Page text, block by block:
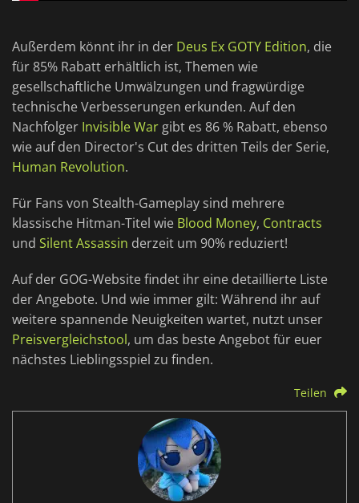
Außerdem könnt ihr in der Deus Ex GOTY Edition, die
für 85% Rabatt erhältlich ist, Themen wie
gesellschaftliche Umwälzungen und fragwürdige
technische Verbesserungen erkunden. Auf den
Nachfolger Invisible War gibt es 86 % Rabatt, ebenso
wie auf den Director's Cut des dritten Teils der Serie,
Human Revolution.
Für Fans von Stealth-Gameplay sind mehrere
klassische Hitman-Titel wie Blood Money, Contracts
und Silent Assassin derzeit um 90% reduziert!
Auf der GOG-Website findet ihr eine detaillierte Liste
der Angebote. Und wie immer gilt: Während ihr auf
weitere spannende Neuigkeiten wartet, nutzt unser
Preisvergleichstool, um das beste Angebot für euer
nächstes Lieblingsspiel zu finden.
Teilen